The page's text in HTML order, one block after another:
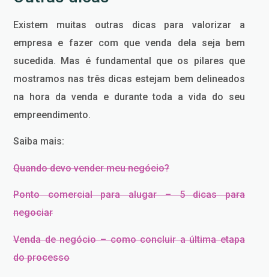
Existem muitas outras dicas para valorizar a
empresa e fazer com que venda dela seja bem
sucedida. Mas éfundamental que os pilares que
mostramos nas três dicas estejam bem delineados
na hora da venda e durante toda a vida do seu
empreendimento.
Saiba mais:
Quando devo vender meu negócio?
Ponto comercial para alugar – 5 dicas para
negociar
Venda de negócio – como concluir a última etapa
do processo